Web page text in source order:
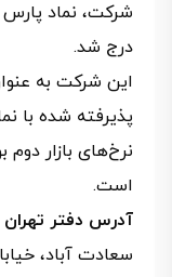
شرکت، نماد پارس
درج شد.
این شرکت به‌
نرخ‌های بازار دوم
است.
آدرس دفتر
سعادت آباد،